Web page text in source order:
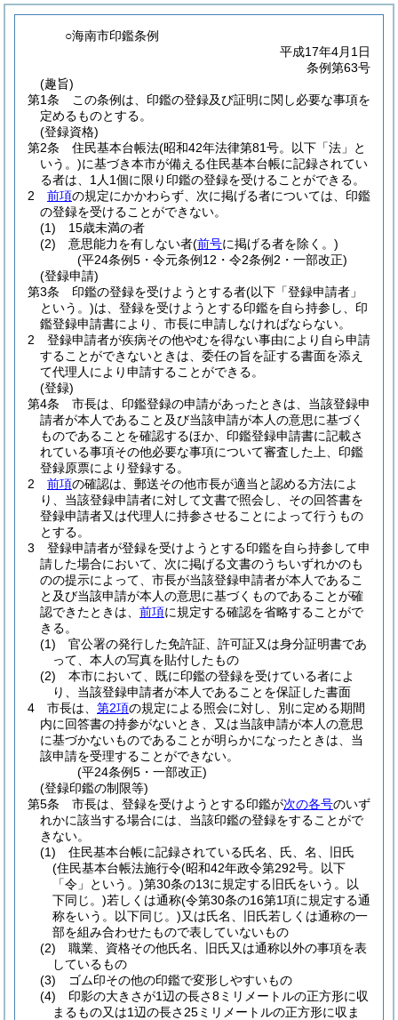
○海南市印鑑条例
平成17年4月1日
条例第63号
(趣旨)
第1条
この条例は、印鑑の登録及び証明に関し必要な事項を
定めるものとする。
(登録資格)
第2条
住民基本台帳法(昭和42年法律第81号。以下「法」と
いう。)に基づき本市が備える住民基本台帳に記録されてい
る者は、1人1個に限り印鑑の登録を受けることができる。
2
前項の規定にかかわらず、次に掲げる者については、印鑑
の登録を受けることができない。
(1)
15歳未満の者
(2)
意思能力を有しない者(前号に掲げる者を除く。)
(平24条例5・令元条例12・令2条例2・一部改正)
(登録申請)
第3条
印鑑の登録を受けようとする者(以下「登録申請者」
という。)は、登録を受けようとする印鑑を自ら持参し、印
鑑登録申請書により、市長に申請しなければならない。
2
登録申請者が疾病その他やむを得ない事由により自ら申請
することができないときは、委任の旨を証する書面を添え
て代理人により申請することができる。
(登録)
第4条
市長は、印鑑登録の申請があったときは、当該登録申
請者が本人であること及び当該申請が本人の意思に基づく
ものであることを確認するほか、印鑑登録申請書に記載さ
れている事項その他必要な事項について審査した上、印鑑
登録原票により登録する。
2
前項の確認は、郵送その他市長が適当と認める方法によ
り、当該登録申請者に対して文書で照会し、その回答書を
登録申請者又は代理人に持参させることによって行うもの
とする。
3
登録申請者が登録を受けようとする印鑑を自ら持参して申
請した場合において、次に掲げる文書のうちいずれかのも
のの提示によって、市長が当該登録申請者が本人であるこ
と及び当該申請が本人の意思に基づくものであることが確
認できたときは、 前項に規定する確認を省略することがで
きる。
(1)
官公署の発行した免許証、許可証又は身分証明書であ
って、本人の写真を貼付したもの
(2)
本市において、既に印鑑の登録を受けている者によ
り、当該登録申請者が本人であることを保証した書面
4
市長は、 第2項の規定による照会に対し、別に定める期間
内に回答書の持参がないとき、又は当該申請が本人の意思
に基づかないものであることが明らかになったときは、当
該申請を受理することができない。
(平24条例5・一部改正)
(登録印鑑の制限等)
第5条
市長は、登録を受けようとする印鑑が次の各号のいず
れかに該当する場合には、当該印鑑の登録をすることがで
きない。
(1)
住民基本台帳に記録されている氏名、氏、名、旧氏
(住民基本台帳法施行令(昭和42年政令第292号。以下
「令」という。)第30条の13に規定する旧氏をいう。以
下同じ。)若しくは通称(令第30条の16第1項に規定する通
称をいう。以下同じ。)又は氏名、旧氏若しくは通称の一
部を組み合わせたもので表していないもの
(2)
職業、資格その他氏名、旧氏又は通称以外の事項を表
しているもの
(3)
ゴム印その他の印鑑で変形しやすいもの
(4)
印影の大きさが1辺の長さ8ミリメートルの正方形に収
まるもの又は1辺の長さ25ミリメートルの正方形に収ま